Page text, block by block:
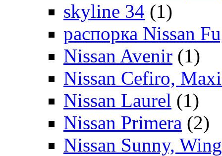
skyline 34 (1)
распорка Nissan
Nissan Avenir (1)
Nissan Cefiro,
Nissan Laurel (1)
Nissan Primera (2)
Nissan Sunny,